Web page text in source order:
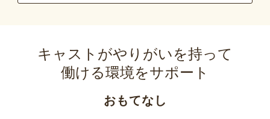
キャストがやりがいを持って
働ける環境をサポート
おもてなし